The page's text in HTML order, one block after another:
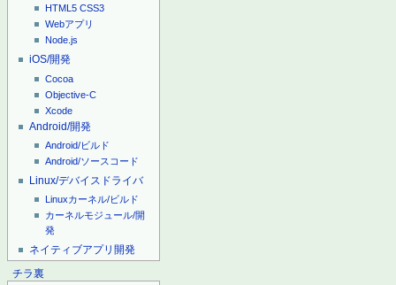
HTML5 CSS3
Webアプリ
Node.js
iOS/開発
Cocoa
Objective-C
Xcode
Android/開発
Android/ビルド
Android/ソースコード
Linux/デバイスドライバ
Linuxカーネル/ビルド
カーネルモジュール/開
発
ネイティブアプリ開発
チラ裏